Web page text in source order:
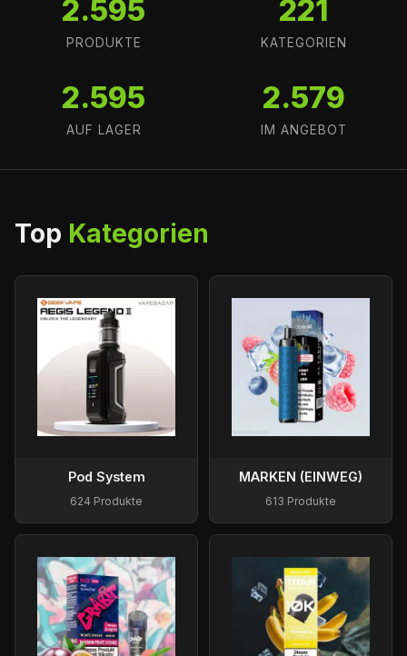
2.595
PRODUKTE
221
KATEGORIEN
2.595
AUF LAGER
2.579
IM ANGEBOT
Top Kategorien
Pod System
624 Produkte
MARKEN (EINWEG)
613 Produkte